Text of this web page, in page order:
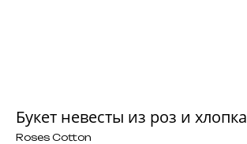
Букет невесты из роз и хлопка
Roses Cotton